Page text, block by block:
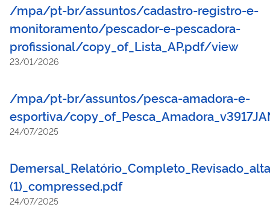
/mpa/pt-br/assuntos/cadastro-registro-e-
monitoramento/pescador-e-pescadora-
profissional/copy_of_Lista_AP.pdf/view
23/01/2026
/mpa/pt-br/assuntos/pesca-amadora-e-
esportiva/
24/07/2025
Demersal_Relatório_Completo_Revisado_alta
(1)_compressed.pdf
24/07/2025